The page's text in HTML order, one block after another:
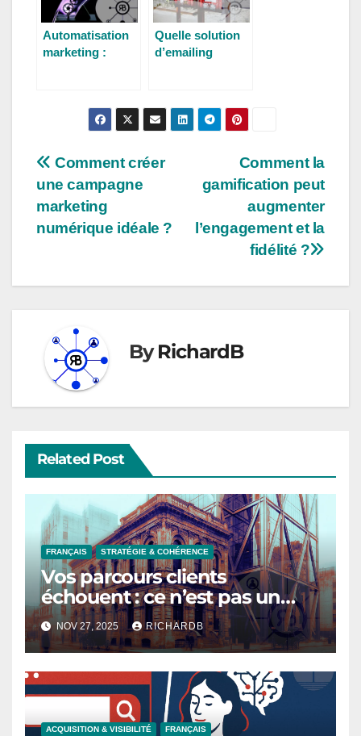
Automatisation
marketing :
Quelle solution
d’emailing
Comment la
gamification peut
augmenter
l’engagement et la
fidélité ?
Comment créer
une campagne
marketing
numérique idéale ?
ByRichardB
Related Post
FRANÇAIS STRATÉGIE & COHÉRENCE
Vos parcours clients
échouent : ce n’est pas un
problème de design, c’est un
problème de temps
NOV 27, 2025 RICHARDB
ACQUISITION & VISIBILITÉ FRANÇAIS